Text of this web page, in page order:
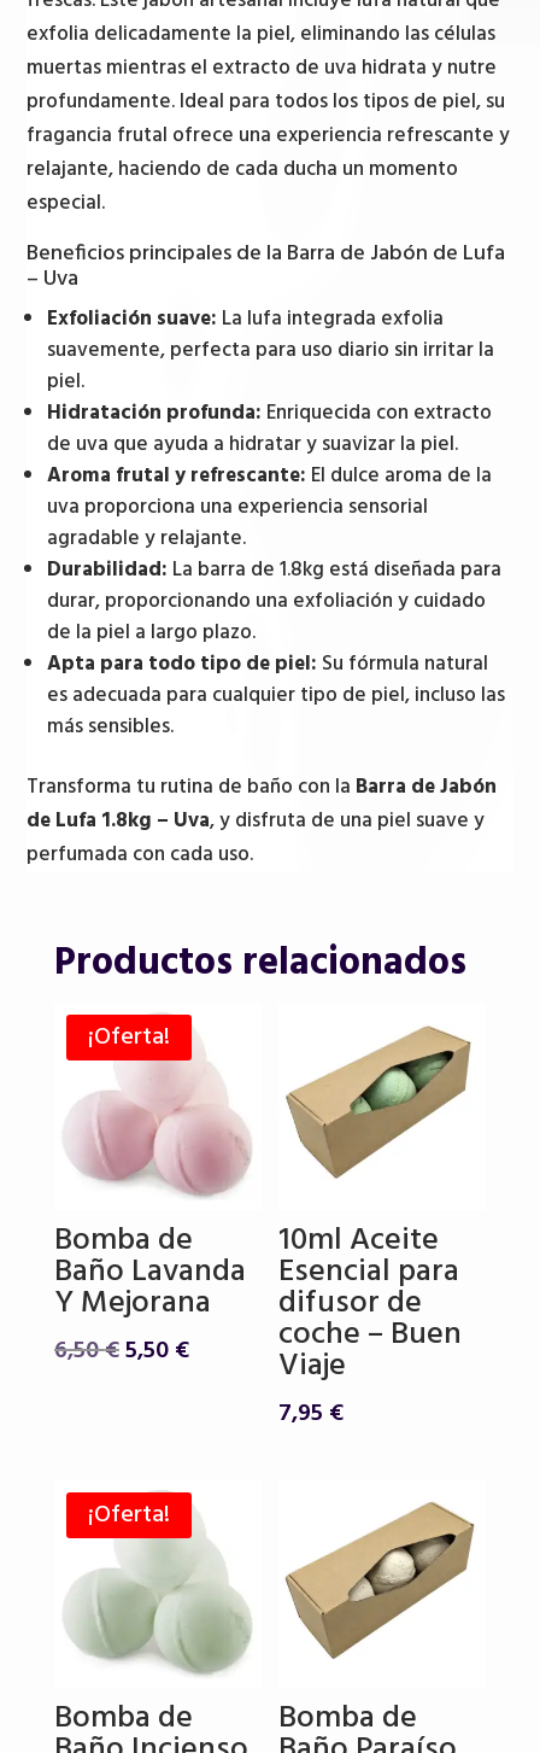
exfolia delicadamente la piel, eliminando las células
muertas mientras el extracto de uva hidrata y nutre
profundamente. Ideal para todos los tipos de piel, su
fragancia frutal ofrece una experiencia refrescante y
relajante, haciendo de cada ducha un momento
especial.
Beneficios principales de la Barra de Jabón de Lufa
– Uva
Exfoliación suave: La lufa integrada exfolia
suavemente, perfecta para uso diario sin irritar la
piel.
Hidratación profunda: Enriquecida con extracto
de uva que ayuda a hidratar y suavizar la piel.
Aroma frutal y refrescante: El dulce aroma de la
uva proporciona una experiencia sensorial
agradable y relajante.
Durabilidad: La barra de 1.8kg está diseñada para
durar, proporcionando una exfoliación y cuidado
de la piel a largo plazo.
Apta para todo tipo de piel: Su fórmula natural
es adecuada para cualquier tipo de piel, incluso las
más sensibles.
Transforma tu rutina de baño con la Barra de Jabón
de Lufa 1.8kg – Uva, y disfruta de una piel suave y
perfumada con cada uso.
Productos relacionados
¡Oferta!
Bomba de
Baño Lavanda
Y Mejorana
6,50€El
5,50€El
10ml Aceite
Esencial para
difusor de
coche – Buen
Viaje
7,95 €
¡Oferta!
Bomba de Bomba de